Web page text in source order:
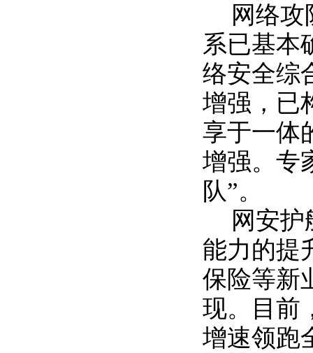
网络
系已基本
络安全综
增强，已
享于一体
增强。专
队”。
网安
能力的提
保险等新
现。目前
增速领跑